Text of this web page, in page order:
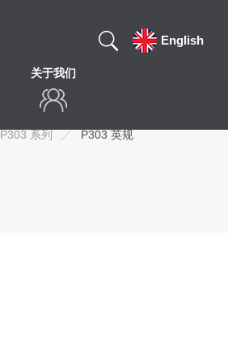
English
关于我们
P303 系列 P303 英规